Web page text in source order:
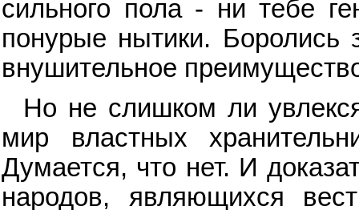
сильного пола - ни тебе
понурые нытики. Боролись
внушительное
Но не слишком ли
мир властных
Думается, что нет. И
народов, являющихся